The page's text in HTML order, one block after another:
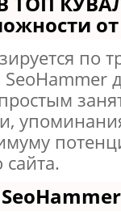
от
по
SeoHammer